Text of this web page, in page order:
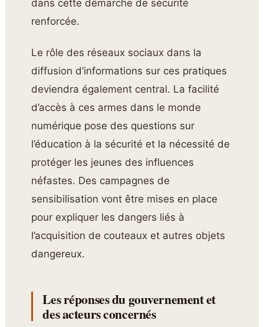
dans cette démarche de sécurité
renforcée.
Le rôle des réseaux sociaux dans la
diffusion d’informations sur ces pratiques
deviendra également central. La facilité
d’accès à ces armes dans le monde
numérique pose des questions sur
l’éducation à la sécurité et la nécessité de
protéger les jeunes des influences
néfastes. Des campagnes de
sensibilisation vont être mises en place
pour expliquer les dangers liés à
l’acquisition de couteaux et autres objets
dangereux.
Les réponses du gouvernement et
des acteurs concernés